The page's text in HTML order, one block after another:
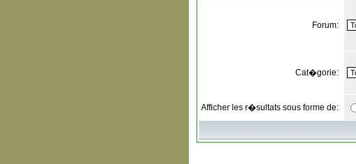
Forum:
Cat�gorie:
Afficher les r�sultats sous forme de: